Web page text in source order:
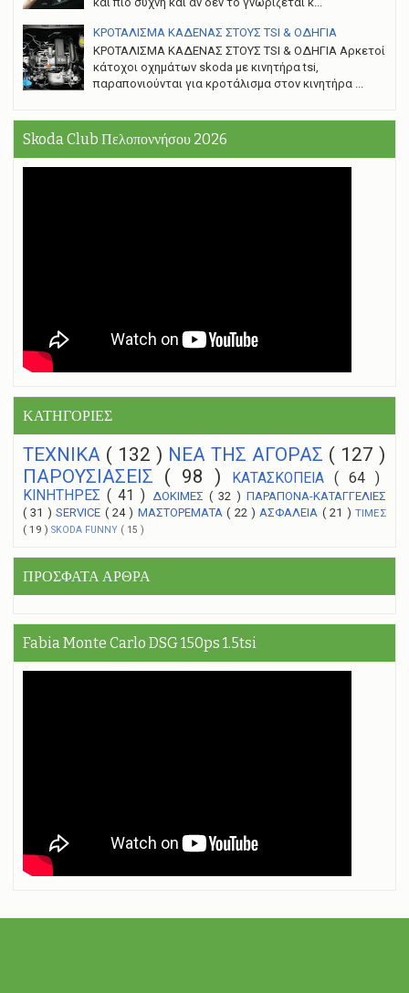
ΚΡΟΤΑΛΙΣΜΑ ΚΑΔΕΝΑΣ ΣΤΟΥΣ TSI & ΟΔΗΓΙΑ
ΚΡΟΤΑΛΙΣΜΑ ΚΑΔΕΝΑΣ ΣΤΟΥΣ TSI & ΟΔΗΓΙΑ Αρκετοί
κάτοχοι οχημάτων skoda με κινητήρα tsi,
παραπονιούνται για κροτάλισμα στον κινητήρα ...
Skoda Club Πελοποννήσου 2026
ΚΑΤΗΓΟΡΙΕΣ
ΤΕΧΝΙΚΑ ( 132 ) NEA THΣ ΑΓΟΡΑΣ ( 127 )
ΠΑΡΟΥΣΙΑΣΕΙΣ ( 98 ) ΚΑΤΑΣΚΟΠΕΙΑ ( 64 )
ΚΙΝΗΤΗΡΕΣ( 41 ) ΔΟΚΙΜΕΣ ( 32 ) ΠΑΡΑΠΟΝΑ-ΚΑΤΑΓΓΕΛΙΕΣ
( 31 )SERVICE ( 24 ) ΜΑΣΤΟΡΕΜΑΤΑ( 22 ) ΑΣΦΑΛΕΙΑ ( 21 )ΤΙΜΕΣ
( 19 ) SKODA FUNNY ( 15 )
ΠΡΟΣΦΑΤΑ ΑΡΘΡΑ
Fabia Monte Carlo DSG 150ps 1.5tsi